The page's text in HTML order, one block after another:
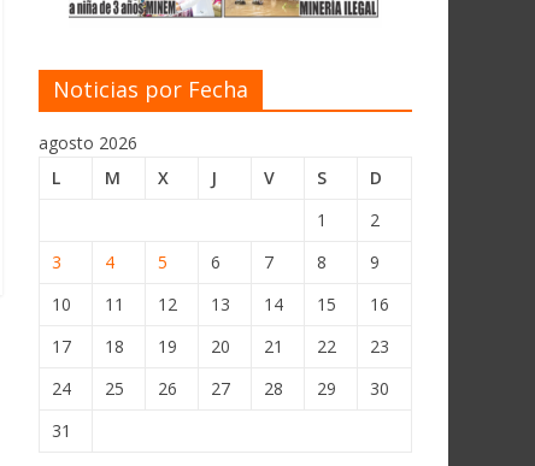
Noticias por Fecha
agosto 2026
L
M X J V S
D
1
2
3
4 5 6 7 8
9
10
11 12 13 14 15
16
17
18 19 20 21 22
23
24
25 26 27 28 29
30
31